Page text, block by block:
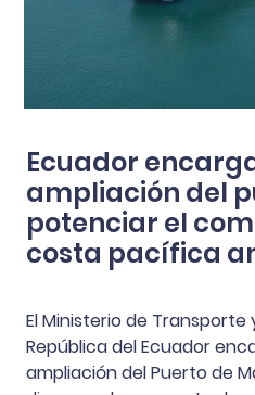
Ecuador
ampliación del
potenciar el
costa pacífica
El Ministerio de Transporte
República del Ecuador
ampliación del Puerto de